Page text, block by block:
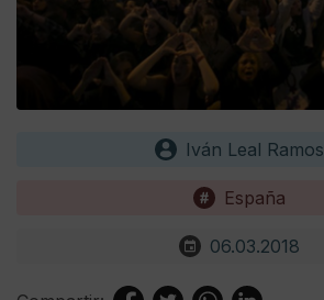
Iván Leal Ramos
España
06.03.2018